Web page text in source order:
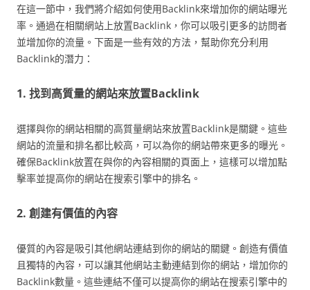
在這一節中，我們將介紹如何使用Backlink來增加你的網站曝光
率。通過在相關網站上放置Backlink，你可以吸引更多的訪問者
並增加你的流量。下面是一些有效的方法，幫助你充分利用
Backlink的潛力：
1. 找到高質量的網站來放置Backlink
選擇與你的網站相關的高質量網站來放置Backlink是關鍵。這些
網站的流量和排名都比較高，可以為你的網站帶來更多的曝光。
確保Backlink放置在與你的內容相關的頁面上，這樣可以增加點
擊率並提高你的網站在搜索引擎中的排名。
2. 創建有價值的內容
優質的內容是吸引其他網站連結到你的網站的關鍵。創造有價值
且獨特的內容，可以讓其他網站主動連結到你的網站，增加你的
Backlink數量。這些連結不僅可以提高你的網站在搜索引擎中的